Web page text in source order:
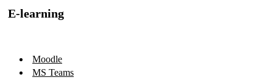
E-learning
Moodle
MS Teams